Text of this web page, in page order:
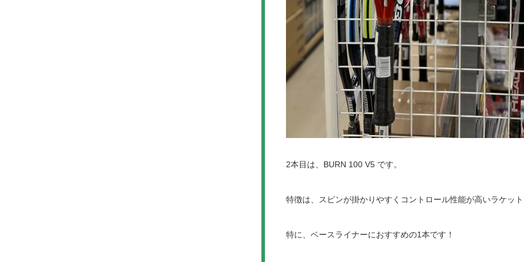
2本目は、BURN 100 V5 です。
特徴は、スピンが掛かりやすくコントロール性能が高いラケッ
特に、ベースライナーにおすすめの1本です！